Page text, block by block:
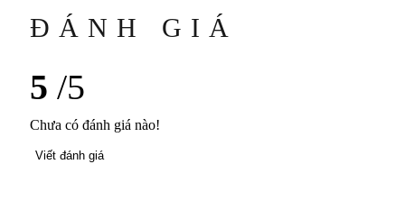
ĐÁNH GIÁ
5 /5
Chưa có đánh giá nào!
Viết đánh giá